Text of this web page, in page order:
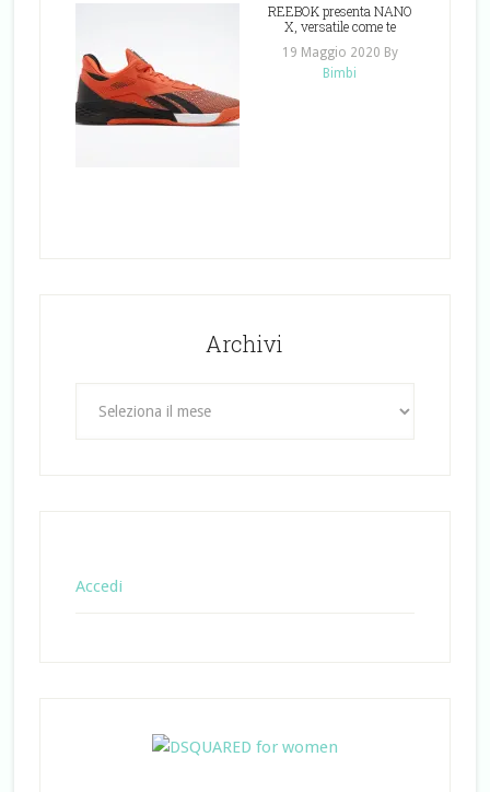
REEBOK presenta NANO
X, versatile come te
19 Maggio 2020 By
Bimbi
Archivi
Accedi